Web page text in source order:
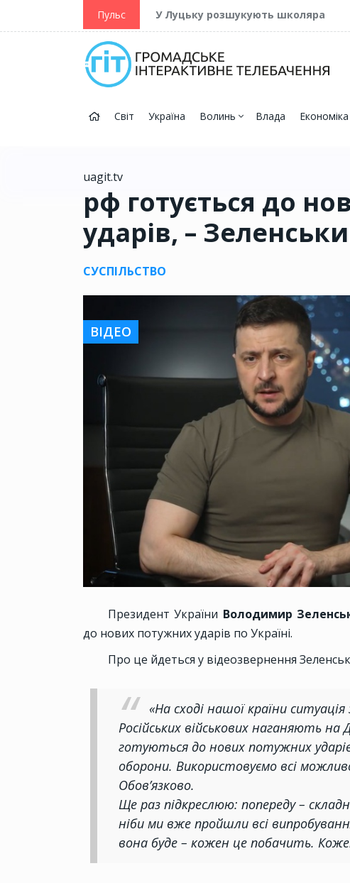
Пульс У Луцьку розшукують школяра
Світ Україна Волинь Влада Економіка
uagit.tv
рф готується до
ударів, –
СУСПІЛЬСТВО
ВІДЕО
Президент України Володимир
до нових потужних ударів по Україні.
Про це йдеться у відеозвернення
«На сході нашої країни
Російських військових наганяють
готуються до нових потужних
оборони. Використовуємо всі
Обов’язково.
Ще раз підкреслюю: попереду –
ніби ми вже пройшли всі
вона буде – кожен це побачить.